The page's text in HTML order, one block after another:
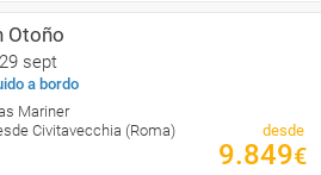
Otoño
sept
a bordo
Mariner
Civitavecchia (Roma)
desde
9.849€